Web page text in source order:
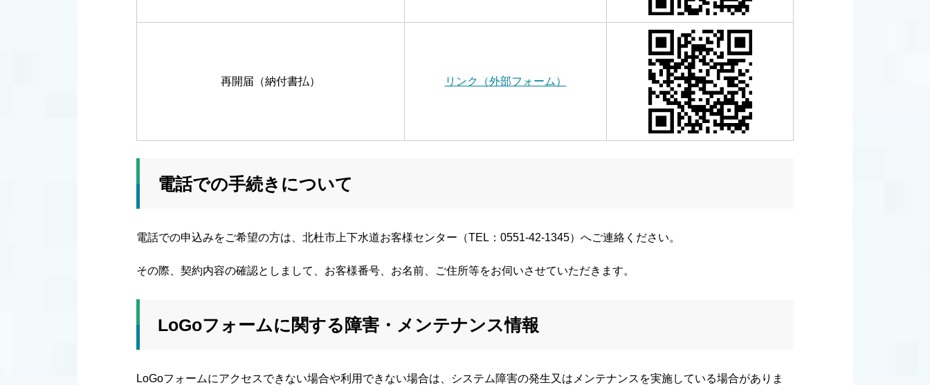
再開届（納付書払） リンク（外部フォーム）
電話での手続きについて
電話での申込みをご希望の方は、北杜市上下水道お客様センター（TEL：0551-42-1345）へご連絡ください。
その際、契約内容の確認としまして、お客様番号、お名前、ご住所等をお伺いさせていただきます。
LoGoフォームに関する障害・メンテナンス情報
LoGoフォームにアクセスできない場合や利用できない場合は、システム障害の発生又はメンテナンスを実施している場合がありま